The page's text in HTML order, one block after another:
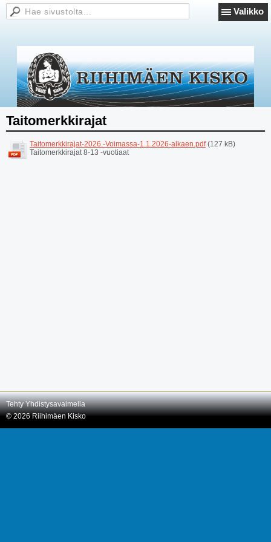
Valikko
Taitomerkkirajat
Taitomerkkirajat-2026.-Voimassa-1.1.2026-alkaen.pdf (127 kB)
Taitomerkkirajat 8-13 -vuotiaat
Tehty Yhdistysavaimella
©2026 Riihimäen Kisko